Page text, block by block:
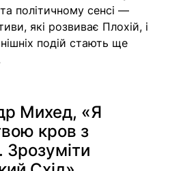
політичному сенсі —
які розвиває Плохій, і
подій стають ще
Михед, «Я
кров з
Зрозуміти